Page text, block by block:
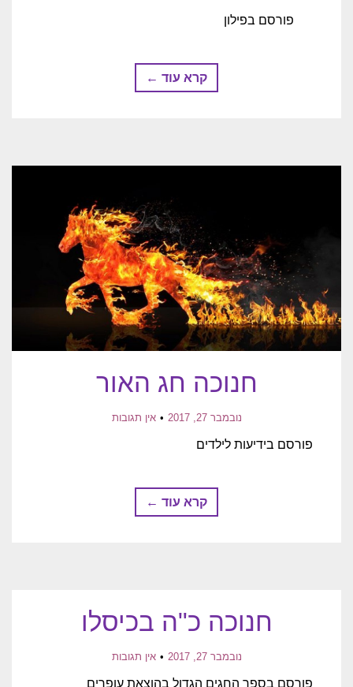
פורסם בפילון
קרא עוד ←
חנוכה חג האור
נובמבר 27, 2017 אין תגובות
פורסם בידיעות לילדים
קרא עוד ←
חנוכה כ"ה בכיסלו
נובמבר 27, 2017 אין תגובות
פורסם בספר החגים הגדול בהוצאת עופרים